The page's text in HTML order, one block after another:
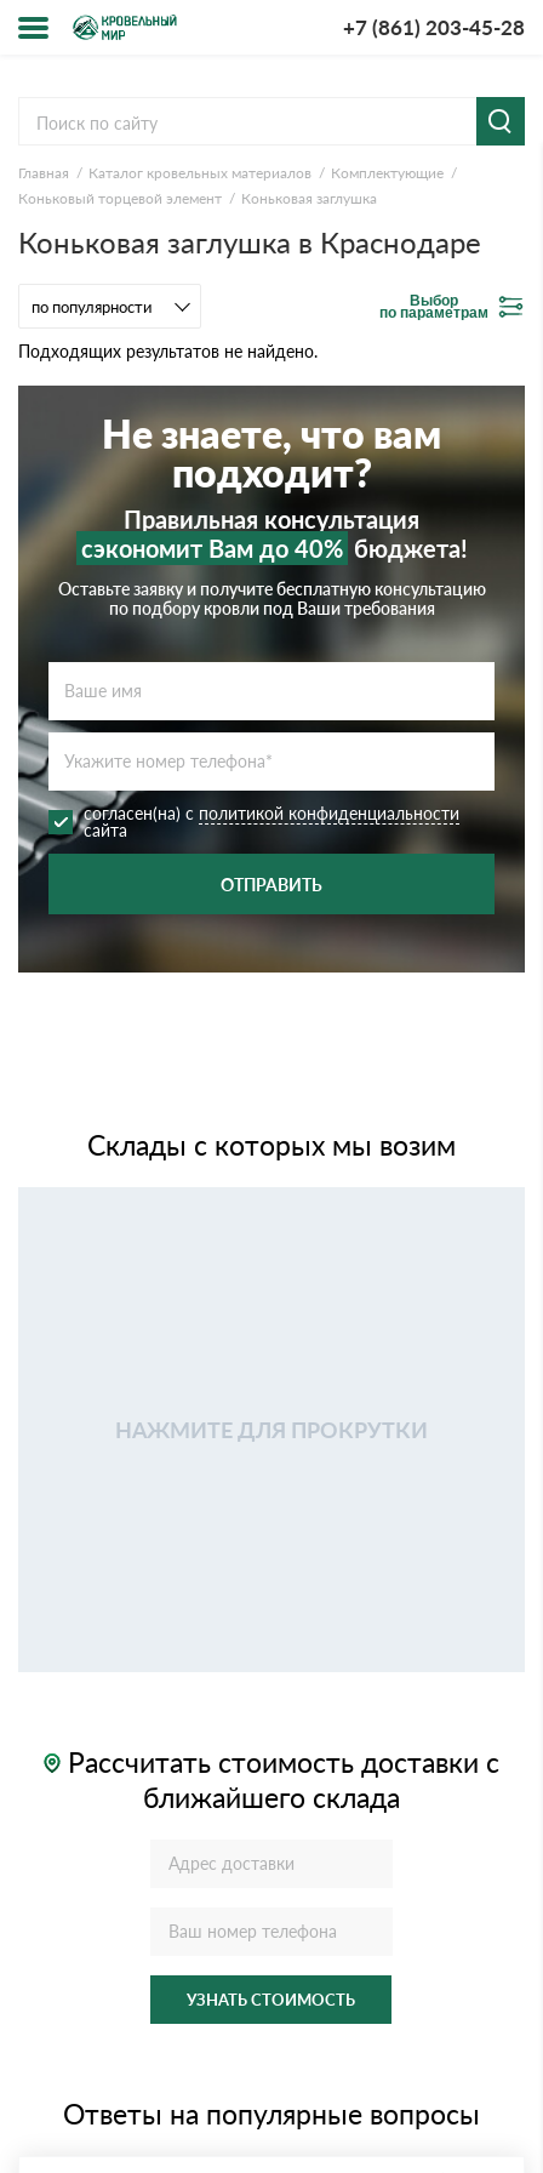
+7 (861) 203-45-28
компании
и оплата
ответы
Главная Каталог кровельных материалов
Комплектующие
Коньковый торцевой элемент
Коньковая заглушка
Коньковая заглушка в Краснодаре
Выбор
по параметрам
Подходящих результатов не найдено.
Не знаете, что вам
подходит?
Правильная консультация
сэкономит Вам до 40% бюджета!
Оставьте заявку и получите бесплатную консультацию
по подбору кровли под Ваши требования
согласен(на) с политикой конфиденциальности
сайта
ОТПРАВИТЬ
Склады с которых мы возим
НАЖМИТЕ ДЛЯ ПРОКРУТКИ
Рассчитать стоимость доставки с
ближайшего склада
УЗНАТЬ СТОИМОСТЬ
Ответы на популярные вопросы